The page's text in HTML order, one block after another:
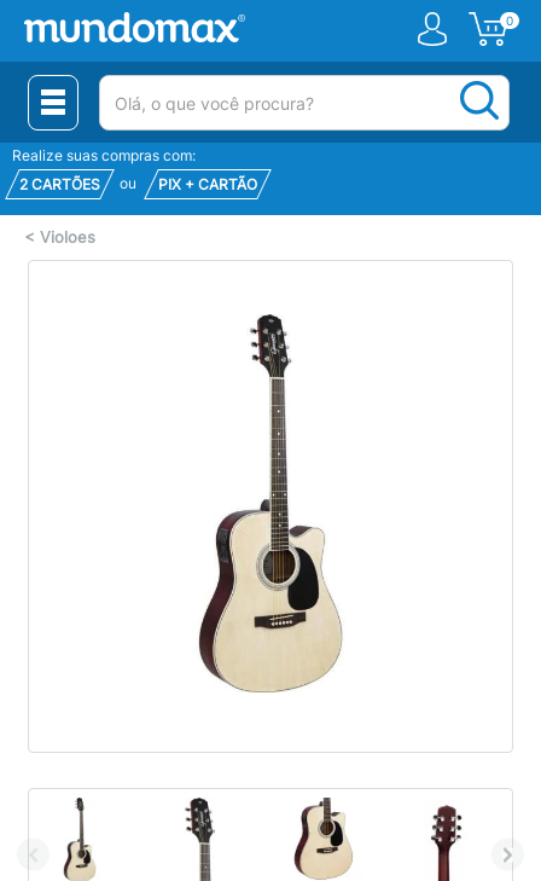
0
(pesquisar)
Realize suas compras com:
2 CARTÕES
ou PIX + CARTÃO
< Violoes